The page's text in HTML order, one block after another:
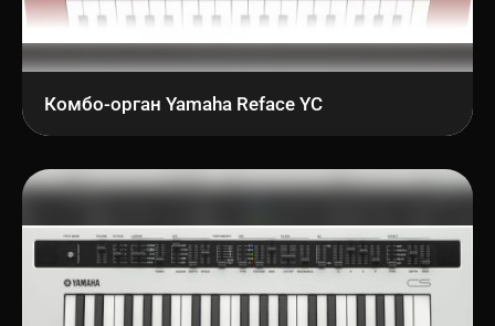
Комбо-орган Yamaha Reface YC